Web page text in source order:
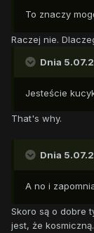
To znaczy
Raczej nie.
Dnia
Jesteście
That's why.
Dnia
A no i
Skoro są o dobre
jest, że